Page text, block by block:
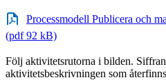
Processmodell Publicera och
(pdf 92 kB)
Följ aktivitetsrutorna i bilden.
aktivitetsbeskrivningen som